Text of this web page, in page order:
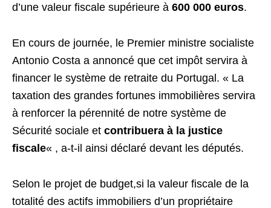
d’une valeur fiscale supérieure à 600 000 euros.
En cours de journée, le Premier ministre socialiste
Antonio Costa a annoncé que cet impôt servira à
financer le système de retraite du Portugal. « La
taxation des grandes fortunes immobilières servira
à renforcer la pérennité de notre système de
Sécurité sociale et contribuera à la justice
fiscale« , a-t-il ainsi déclaré devant les députés.
Selon le projet de budget,si la valeur fiscale de la
totalité des actifs immobiliers d’un propriétaire